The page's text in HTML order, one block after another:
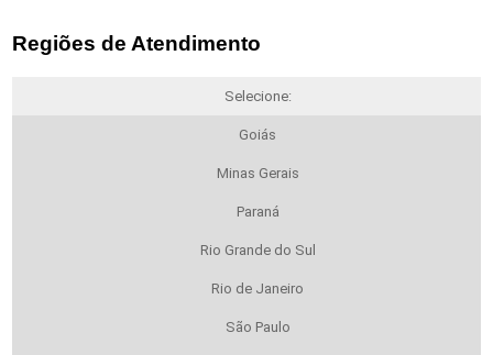
Regiões de Atendimento
Selecione:
Goiás
Minas Gerais
Paraná
Rio Grande do Sul
Rio de Janeiro
São Paulo